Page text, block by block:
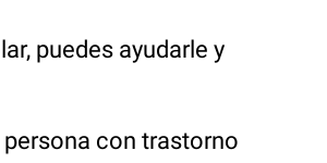
puedes ayudarle y
con trastorno